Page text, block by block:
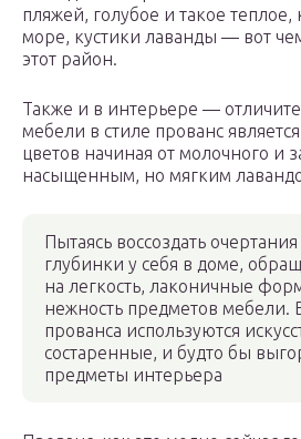
пляжей, голубое и такое
море, кустики лаванды — вот
этот район.
Также и в интерьере —
мебели в стиле прованс
цветов начиная от молочного и
насыщенным, но мягким
Пытаясь воссоздать
глубинки у себя в доме,
на легкость, лаконичные
нежность предметов мебели.
прованса используются
состаренные, и будто бы
предметы интерьера